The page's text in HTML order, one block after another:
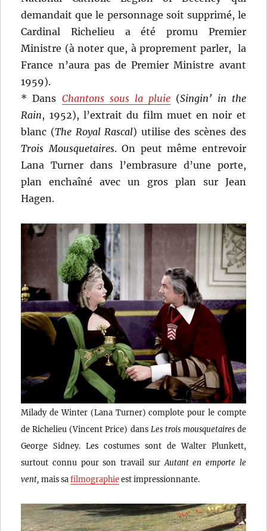
demandait que le personnage soit supprimé, le
Cardinal Richelieu a été promu Premier
Ministre (à noter que, à proprement parler, la
France n’aura pas de Premier Ministre avant
1959).
* Dans Chantons sous la pluie (Singin’ in the
Rain, 1952), l’extrait du film muet en noir et
blanc (The Royal Rascal) utilise des scènes des
Trois Mousquetaires. On peut même entrevoir
Lana Turner dans l’embrasure d’une porte,
plan enchaîné avec un gros plan sur Jean
Hagen.
Milady de Winter (Lana Turner) complote pour le compte
de Richelieu (Vincent Price) dans Les trois mousquetairesde
George Sidney. Les costumes sont de Walter Plunkett,
surtout connu pour son travail sur Autant en emporte le
vent, mais safilmographieest impressionnante.